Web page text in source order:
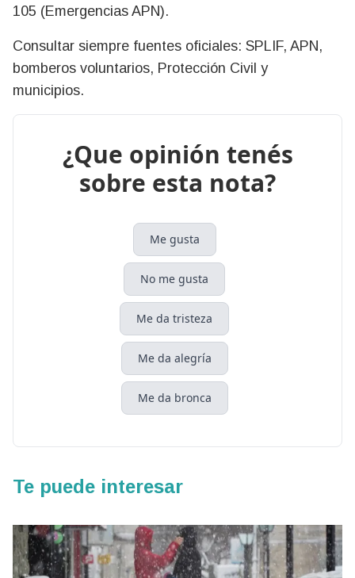
105 (Emergencias APN).
Consultar siempre fuentes oficiales: SPLIF, APN,
bomberos voluntarios, Protección Civil y
municipios.
¿Que opinión tenés
sobre esta nota?
Me gusta
No me gusta
Me da tristeza
Me da alegría
Me da bronca
Te puede interesar